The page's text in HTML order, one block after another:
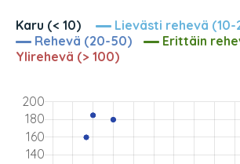
Karu (< 10)
Lievästi rehevä (10-
Rehevä (20-50)
Erittäin
Ylirehevä (> 100)